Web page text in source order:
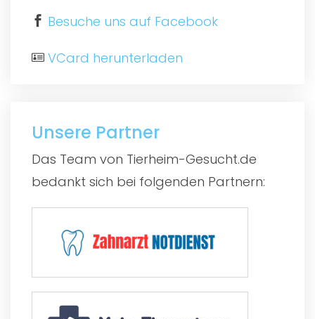
Besuche uns auf Facebook
VCard herunterladen
Unsere Partner
Das Team von Tierheim-Gesucht.de
bedankt sich bei folgenden Partnern: